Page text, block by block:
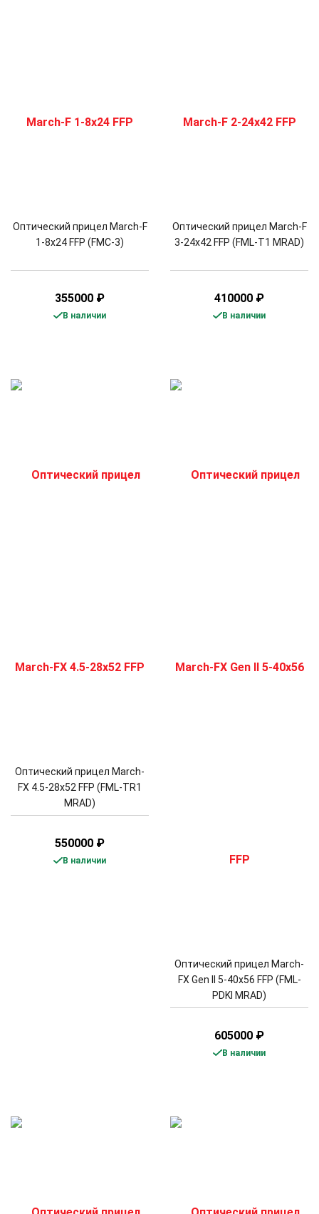
Оптический прицел March-F
1-8x24 FFP (FMC-3)
355000 ₽
В наличии
Оптический прицел March-F
3-24x42 FFP (FML-T1 MRAD)
410000 ₽
В наличии
Оптический прицел March-
FX 4.5-28x52 FFP (FML-TR1
MRAD)
550000 ₽
В наличии
Оптический прицел March-
FX Gen II 5-40x56 FFP (FML-
PDKI MRAD)
605000 ₽
В наличии